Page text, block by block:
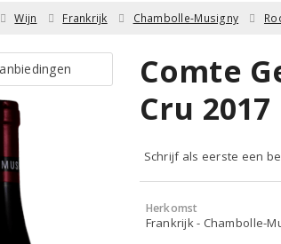
Wijn Frankrijk Chambolle-Musigny
Comte
Cru 2017
Schrijf als eerste een
Herkomst
Frankrijk - Chambolle-